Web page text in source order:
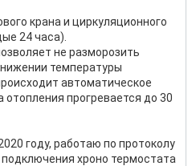
крана и циркуляционного
24 часа).
не разморозить
температуры
автоматическое
прогревается до 30
году, работаю по протоколу
хроно термостата